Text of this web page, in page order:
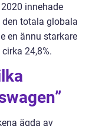
innehade
den totala globala
en ännu starkare
24,8%.
ägda av